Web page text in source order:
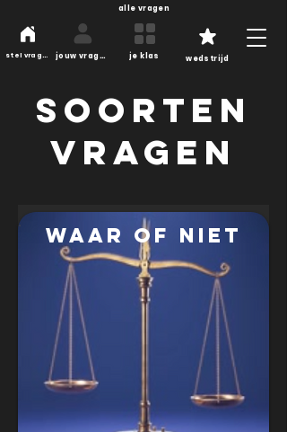
stel vragen jouw vragen je klas wedstrijd
alle vragen
soorten
vragen
.
waar of niet